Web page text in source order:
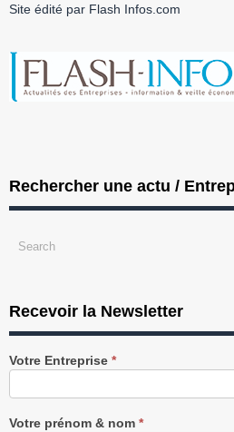
Site édité par Flash Infos.com
Rechercher une actu /
Recevoir la Newsletter
Recevez
notre
gratuitement
Votre Entreprise *
Votre prénom & nom *